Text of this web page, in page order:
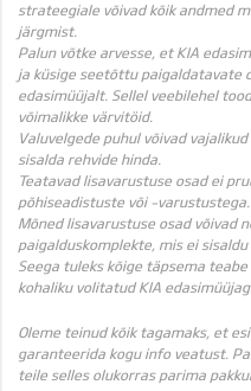
strateegiale võivad kõik andmed
järgmist.
Palun võtke arvesse, et KIA
ja küsige seetõttu paigaldatavate
edasimüüjalt. Sellel veebilehel
võimalikke värvitöid.
Valuvelgede puhul võivad
sisalda rehvide hinda.
Teatavad lisavarustuse osad ei
põhiseadistuste või -varustustega.
Mõned lisavarustuse osad võivad
paigalduskomplekte, mis ei
Seega tuleks kõige täpsema
kohaliku volitatud KIA
Oleme teinud kõik tagamaks, et
garanteerida kogu info veatust.
teile selles olukorras parima